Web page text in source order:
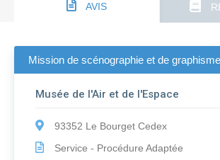
AVIS
Mission de scénographie et de
Musée de l'Air et de l'Espace
93352 Le Bourget Cedex
Service - Procédure Adaptée